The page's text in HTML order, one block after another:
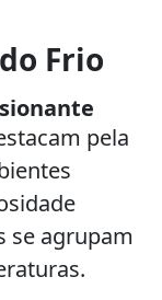
Frio
pela
se agrupam